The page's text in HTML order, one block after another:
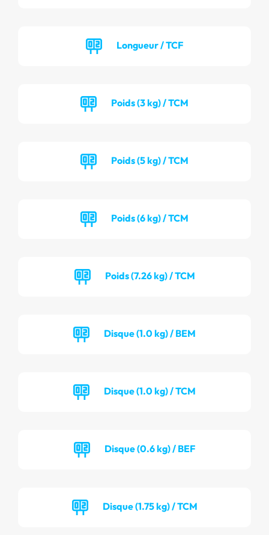
Longueur / TCF
Poids (3 kg) / TCM
Poids (5 kg) / TCM
Poids (6 kg) / TCM
Poids (7.26 kg) / TCM
Disque (1.0 kg) / BEM
Disque (1.0 kg) / TCM
Disque (0.6 kg) / BEF
Disque (1.75 kg) / TCM